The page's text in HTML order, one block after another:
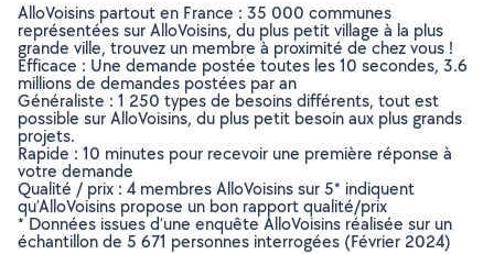
AlloVoisins partout en France : 35 000 communes
représentées sur AlloVoisins, du plus petit village à la plus
grande ville, trouvez un membre à proximité de chez vous !
Efficace : Une demande postée toutes les 10 secondes, 3.6
millions de demandes postées par an
Généraliste : 1 250 types de besoins différents, tout est
possible sur AlloVoisins, du plus petit besoin aux plus grands
projets.
Rapide : 10 minutes pour recevoir une première réponse à
votre demande
Qualité / prix : 4 membres AlloVoisins sur 5* indiquent
qu’AlloVoisins propose un bon rapport qualité/prix
* Données issues d’une enquête AlloVoisins réalisée sur un
échantillon de 5 671 personnes interrogées (Février 2024)